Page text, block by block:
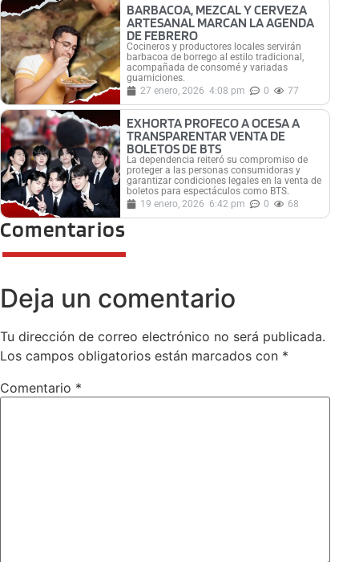
BARBACOA, MEZCAL Y CERVEZA
ARTESANAL MARCAN LA AGENDA
DE FEBRERO
Cocineros y productores locales servirán
barbacoa de borrego al estilo tradicional,
acompañada de consomé y variadas
guarniciones.
27 enero, 2026 4:08 pm 0 77
EXHORTA PROFECO A OCESA A
TRANSPARENTAR VENTA DE
BOLETOS DE BTS
La dependencia reiteró su compromiso de
proteger a las personas consumidoras y
garantizar condiciones legales en la venta de
boletos para espectáculos como BTS.
19 enero, 2026 6:42 pm 0 68
Comentarios
Deja un comentario
Tu dirección de correo electrónico no será publicada.
Los campos obligatorios están marcados con *
Comentario *